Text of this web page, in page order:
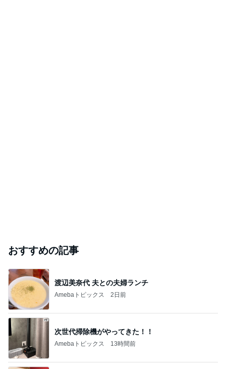
おすすめの記事
渡辺美奈代 夫との夫婦ランチ
Amebaトピックス 2日前
次世代掃除機がやってきた！！
Amebaトピックス 13時間前